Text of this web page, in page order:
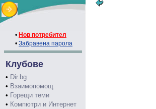
• Нов потребител
• Забравена парола
Клубове
• Dir.bg
• Взаимопомощ
• Горещи теми
• Компютри и Интернет